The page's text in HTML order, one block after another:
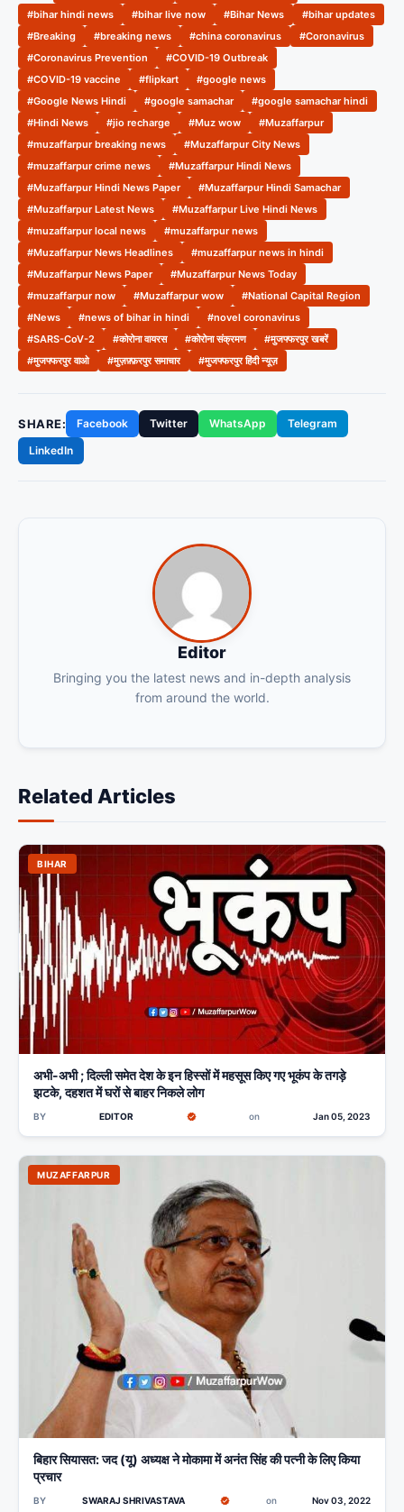
#bihar hindi news #bihar live now #Bihar News
#bihar updates
#Breaking
#breaking news #china coronavirus
#Coronavirus
#Coronavirus Prevention
#COVID-19 Outbreak
#COVID-19 vaccine
#flipkart
#google news
#Google News Hindi
#google samachar
#google samachar hindi
#Hindi News
#jio recharge #Muz wow
#Muzaffarpur
#muzaffarpur breaking news
#Muzaffarpur City News
#muzaffarpur crime news
#Muzaffarpur Hindi News
#Muzaffarpur Hindi News Paper
#Muzaffarpur Hindi Samachar
#Muzaffarpur Latest News
#Muzaffarpur Live Hindi News
#muzaffarpur local news
#muzaffarpur news
#Muzaffarpur News Headlines
#muzaffarpur news in hindi
#Muzaffarpur News Paper
#Muzaffarpur News Today
#muzaffarpur now
#Muzaffarpur wow
#National Capital Region
#News
#news of bihar in hindi
#novel coronavirus
#SARS-CoV-2
#कोरोना वायरस #कोरोना संक्रमण
#मुजफ्फरपुर खबरें
#मुजफ्फरपुर वाओ
#मुज़फ़्फ़रपुर समाचार #मुजफ्फरपुर हिंदी न्यूज़
SHARE: Facebook Twitter WhatsApp
Telegram
LinkedIn
Editor
Bringing you the latest news and in-depth analysis
from around the world.
Related Articles
BIHAR
अभी-अभी ; दिल्ली समेत देश के इन हिस्सों में महसूस किए गए भूकंप के तगड़े
झटके, दहशत में घरों से बाहर निकले लोग
BY EDITOR on Jan 05, 2023
MUZAFFARPUR
बिहार सियासत: जद (यू) अध्यक्ष ने मोकामा में अनंत सिंह की पत्नी के लिए किया
प्रचार
BY SWARAJ SHRIVASTAVA on Nov 03, 2022